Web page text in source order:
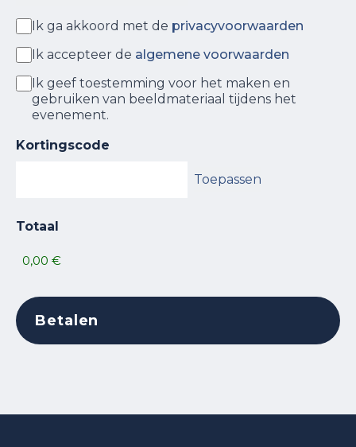
Privacy voorwaarden
Ik ga akkoord met de privacyvoorwaarden
Algemene voorwaarden
Ik accepteer de algemene voorwaarden
Toestemming beeldmateriaal
Ik geef toestemming voor het maken en
gebruiken van beeldmateriaal tijdens het
evenement.
Kortingscode
Totaal